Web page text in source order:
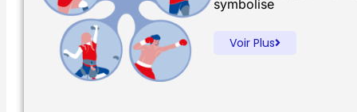
symbolise
Voir Plus